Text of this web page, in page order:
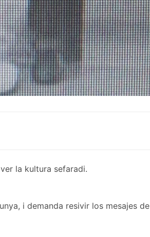
la kultura sefaradi.
i demanda resivir los mesajes de